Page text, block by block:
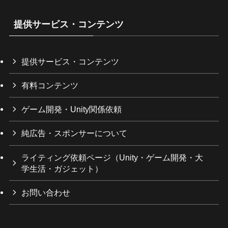
ー
提供サービス・コンテンツ
提供サービス・コンテンツ
有料コンテンツ
ゲーム開発・Unity関係依頼
純広告・スポンサーについて
ライティング依頼ページ（Unity・ゲーム開発・大
学生活・ガジェット）
お問い合わせ